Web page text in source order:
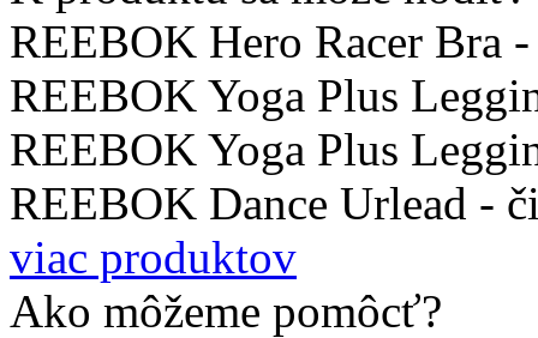
REEBOK Hero Racer Bra
REEBOK Yoga Plus
REEBOK Yoga Plus
REEBOK Dance Urlead -
viac produktov
Ako môžeme pomôcť?